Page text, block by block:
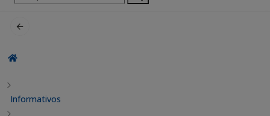
por:
Informativos